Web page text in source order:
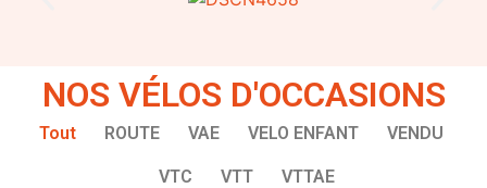
NOS VÉLOS D'OCCASIONS
Tout ROUTE VAE VELO ENFANT VENDU
VTC VTT VTTAE